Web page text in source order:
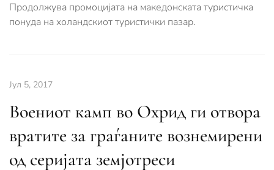
Продолжува промоцијата на македонската туристичка
понуда на холандскиот туристички пазар.
Јул 5, 2017
Воениот камп во Охрид ги отвора
вратите за граѓаните вознемирени
од серијата земјотреси